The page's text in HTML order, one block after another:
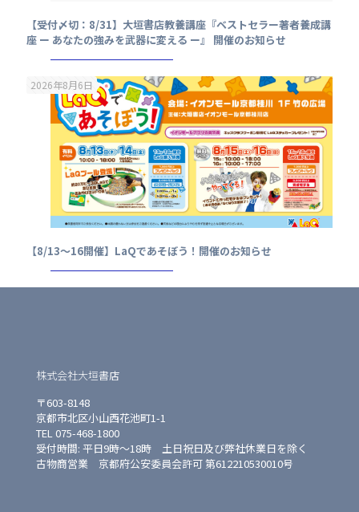
【受付〆切：8/31】大垣書店教養講座『ベストセラー著者養成講
座 ー あなたの強みを武器に変える ー』 開催のお知らせ
2026年8月6日
【8/13～16開催】LaQであそぼう！開催のお知らせ
株式会社大垣書店
〒603-8148
京都市北区小山西花池町1-1
TEL 075-468-1800
受付時間: 平日9時〜18時 土日祝日及び弊社休業日を除く
古物商営業 京都府公安委員会許可 第612210530010号